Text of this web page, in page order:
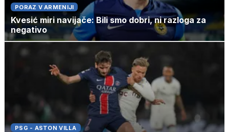
PORAZ V ARMENIJI
Kvesić miri navijače: Bili smo dobri, ni razloga za
negativo
PSG - ASTON VILLA